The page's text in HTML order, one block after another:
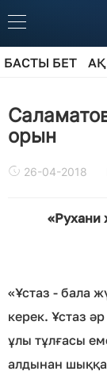
БАСТЫ БЕТ
орын
26-04-2018
«Рухани
«Ұстаз - бала
керек. Ұстаз
ұлы тұлғасы
алдынан